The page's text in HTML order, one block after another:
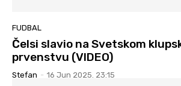
FUDBAL
Čelsi slavio na Svetskom
prvenstvu (VIDEO)
Stefan - 16 Jun 2025. 23:15